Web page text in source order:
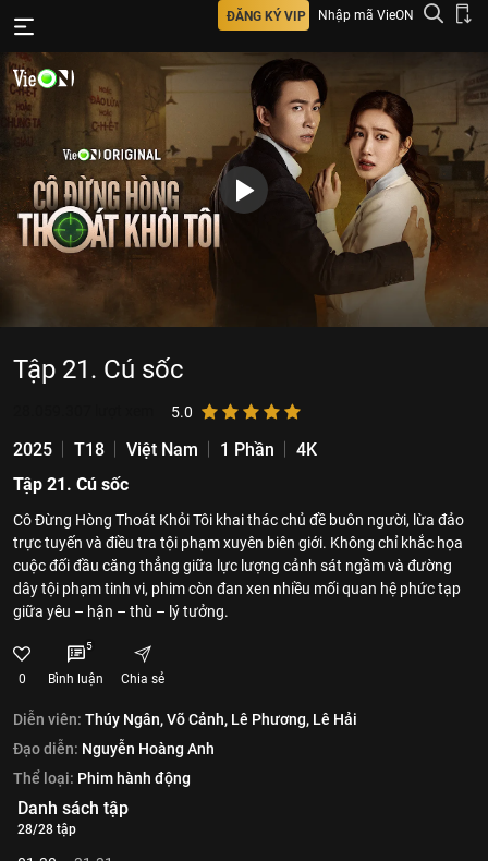
ĐĂNG KÝ VIP Nhập mã VieON
Tập 21. Cú sốc
5.0
2025 T18 Việt Nam 1 Phần
4K
Tập 21. Cú sốc
Cô Đừng Hòng Thoát Khỏi Tôi khai thác chủ đề buôn người, lừa đảo
trực tuyến và điều tra tội phạm xuyên biên giới. Không chỉ khắc họa
cuộc đối đầu căng thẳng giữa lực lượng cảnh sát ngầm và đường
dây tội phạm tinh vi, phim còn đan xen nhiều mối quan hệ phức tạp
giữa yêu – hận – thù – lý tưởng.
0
5
Bình luận Chia sẻ
Diễn viên: Thúy Ngân,Võ Cảnh, Lê Phương, Lê Hải
Đạo diễn: Nguyễn Hoàng Anh
Thể loại: Phim hành động
Danh sách tập
28/28 tập